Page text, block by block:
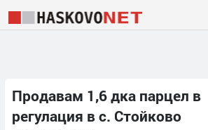
Продавам 1,6 дка парцел в
регулация в с. Стойково